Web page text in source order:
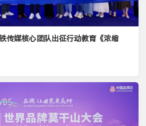
传媒核心团队出征行动教育《浓缩